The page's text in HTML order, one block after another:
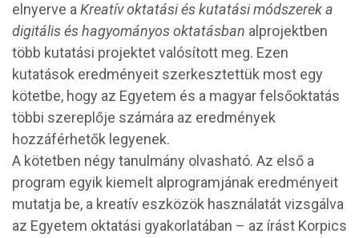
elnyerve a Kreatív oktatási és kutatási módszerek a
digitális és hagyományos oktatásban alprojektben
több kutatási projektet valósított meg. Ezen
kutatások eredményeit szerkesztettük most egy
kötetbe, hogy az Egyetem és a magyar felsőoktatás
többi szereplője számára az eredmények
hozzáférhetők legyenek.
A kötetben négy tanulmány olvasható. Az első a
program egyik kiemelt alprogramjának eredményeit
mutatja be, a kreatív eszközök használatát vizsgálva
az Egyetem oktatási gyakorlatában – az írást Korpics